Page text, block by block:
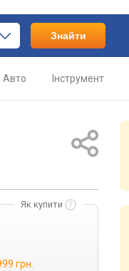
Знайти
Авто Інструмент
Як купити
грн.